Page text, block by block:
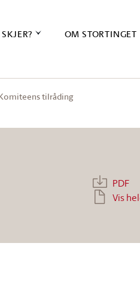
OM STORTINGET
tilråding
PDF
Vis